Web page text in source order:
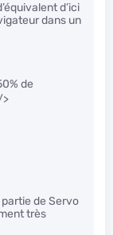
d’ici
dans un
de
partie de Servo
très